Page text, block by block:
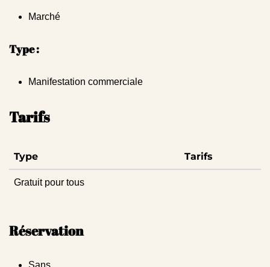
Marché
Type :
Manifestation commerciale
Tarifs
Type Tarifs
Gratuit pour tous
Réservation
Sans